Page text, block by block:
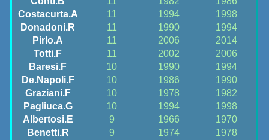
Costacurta.A
11 1994
1998
Donadoni.R
11 1990
1994
Pirlo.A
11 2006
2014
Totti.F
11 2002
2006
Baresi.F
10 1990
1994
De.Napoli.F
10 1986
1990
Graziani.F
10 1978
1982
Pagliuca.G
10 1994
1998
Albertosi.E
9 1966
1970
Benetti.R
9 1974
1978